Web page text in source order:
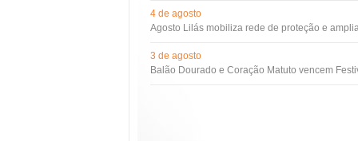
4 de agosto
Agosto Lilás mobiliza rede de proteção e
3 de agosto
Balão Dourado e Coração Matuto vencem